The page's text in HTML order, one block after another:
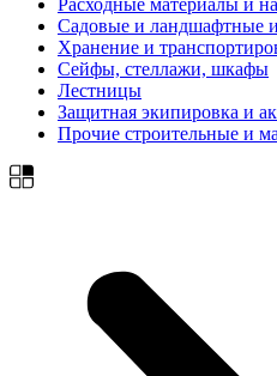
Расходные материалы и
Садовые и ландшафтные
Хранение и
Сейфы, стеллажи, шкафы
Лестницы
Защитная экипировка и
Прочие строительные и